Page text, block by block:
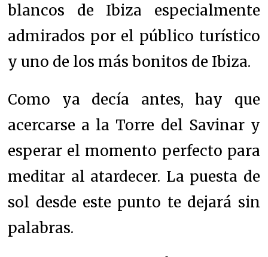
blancos de Ibiza especialmente
admirados por el público turístico
y uno de los más bonitos de Ibiza.
Como ya decía antes, hay que
acercarse a la Torre del Savinar y
esperar el momento perfecto para
meditar al atardecer. La puesta de
sol desde este punto te dejará sin
palabras.